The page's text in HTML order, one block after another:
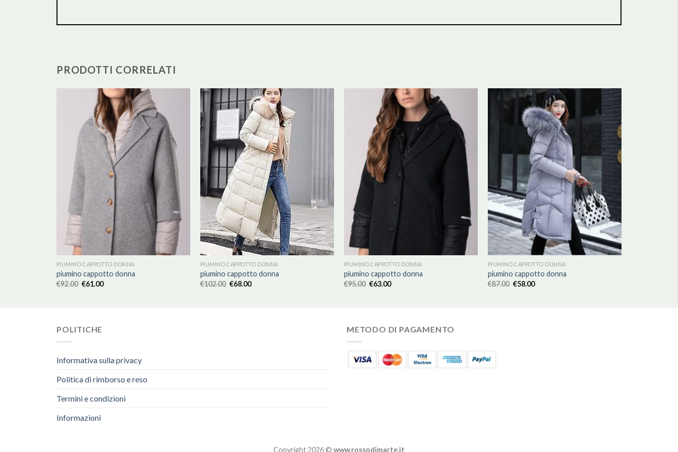
PRODOTTI CORRELATI
PIUMINO CAPPOTTO DONNA
piumino cappotto donna
€92.00 €61.00
PIUMINO CAPPOTTO DONNA
piumino cappotto donna
€102.00 €68.00
PIUMINO CAPPOTTO DONNA
piumino cappotto donna
€95.00 €63.00
PIUMINO CAPPOTTO DONNA
piumino cappotto donna
€87.00 €58.00
POLITICHE
Informativa sulla privacy
Politica di rimborso e reso
Termini e condizioni
Informazioni
METODO DI PAGAMENTO
Copyright 2026 © www.rossodimarte.it